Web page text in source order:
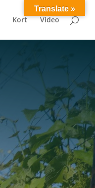
Kort Video
Translate »